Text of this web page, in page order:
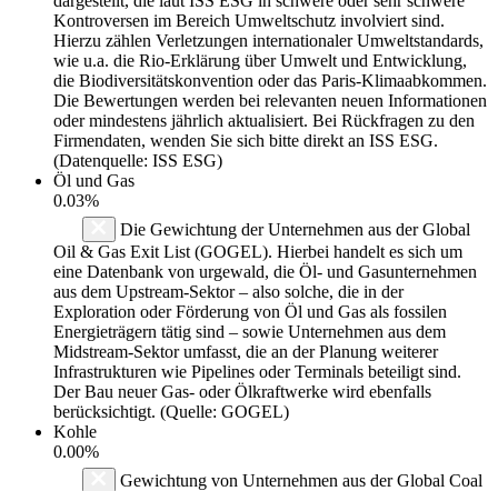
Kontroversen im Bereich Umweltschutz involviert sind.
Hierzu zählen Verletzungen internationaler Umweltstandards,
wie u.a. die Rio-Erklärung über Umwelt und Entwicklung,
die Biodiversitätskonvention oder das Paris-Klimaabkommen.
Die Bewertungen werden bei relevanten neuen Informationen
oder mindestens jährlich aktualisiert. Bei Rückfragen zu den
Firmendaten, wenden Sie sich bitte direkt an ISS ESG.
(Datenquelle: ISS ESG)
Öl und Gas
0.03%
Die Gewichtung der Unternehmen aus der Global
Oil & Gas Exit List (GOGEL). Hierbei handelt es sich um
eine Datenbank von urgewald, die Öl- und Gasunternehmen
aus dem Upstream-Sektor – also solche, die in der
Exploration oder Förderung von Öl und Gas als fossilen
Energieträgern tätig sind – sowie Unternehmen aus dem
Midstream-Sektor umfasst, die an der Planung weiterer
Infrastrukturen wie Pipelines oder Terminals beteiligt sind.
Der Bau neuer Gas- oder Ölkraftwerke wird ebenfalls
berücksichtigt. (Quelle: GOGEL)
Kohle
0.00%
Gewichtung von Unternehmen aus der Global Coal